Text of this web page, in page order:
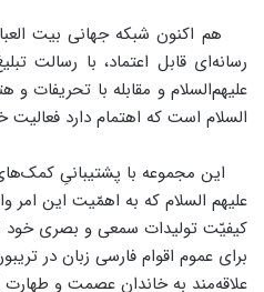
هم اکنون شبکه جهانی بیت
رسانه‌ای قابل اعتماد، با رسالت
علیهم‌السلام و مقابله با تحریفات
السلام است که اهتمام دارد
این مجموعه با پشتیبانیِ
علیهم‌ السلام که به اهمّیت این امر
کیفیّت تولیدات سمعی و بصری خود
برای عموم اقوام فارسی زبان در
علاقه‌مند به خاندان عصمت و طهارت